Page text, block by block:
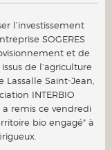
l’investissement
SOGERES
et de
de l’agriculture
Saint-Jean,
INTERBIO
remis ce vendredi
bio engagé" à